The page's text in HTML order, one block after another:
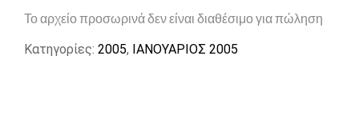
Το αρχείο προσωρινά δεν είναι διαθέσιμο για πώληση
Κατηγορίες: 2005, ΙΑΝΟΥΑΡΙΟΣ 2005